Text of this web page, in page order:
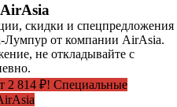
скидки и спецпредложения
Лумпур от компании AirAsia.
не откладывайте с
2 814 ₽! Специальные